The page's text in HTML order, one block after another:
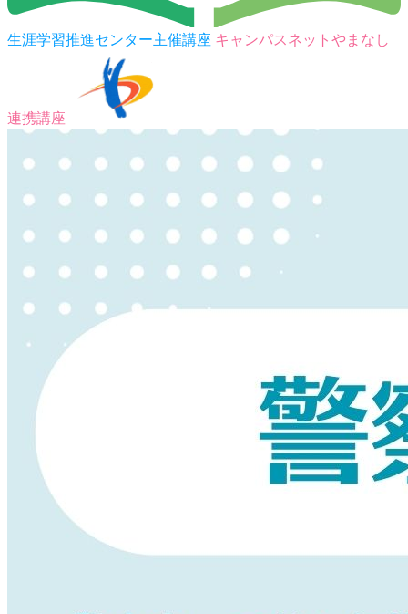
生涯学習推進センター主催講座 キャンパスネットやまなし
連携講座